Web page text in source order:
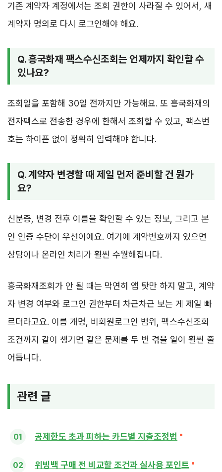
기존 계약자 계정에서는 조회 권한이 사라질 수 있어서, 새
계약자 명의로 다시 로그인해야 해요.
Q. 흥국화재 팩스수신조회는 언제까지 확인할 수
있나요?
조회일을 포함해 30일 전까지만 가능해요. 또 흥국화재의
전자팩스로 전송한 경우에 한해서 조회할 수 있고, 팩스번
호는 하이픈 없이 정확히 입력해야 합니다.
Q. 계약자 변경할 때 제일 먼저 준비할 건 뭔가
요?
신분증, 변경 전후 이름을 확인할 수 있는 정보, 그리고 본
인 인증 수단이 우선이에요. 여기에 계약번호까지 있으면
상담이나 온라인 처리가 훨씬 수월해집니다.
흥국화재조회가 안 될 때는 막연히 앱 탓만 하지 말고, 계약
자 변경 여부와 로그인 권한부터 차근차근 보는 게 제일 빠
르더라고요. 이름 개명, 비회원로그인 범위, 팩스수신조회
조건까지 같이 챙기면 같은 문제를 두 번 겪을 일이 훨씬 줄
어듭니다.
관련 글
공제한도 초과 피하는 카드별 지출조정법
위빙백 구매 전 비교할 조건과 실사용 포인트